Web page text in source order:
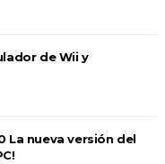
de Wii y
La nueva versión del